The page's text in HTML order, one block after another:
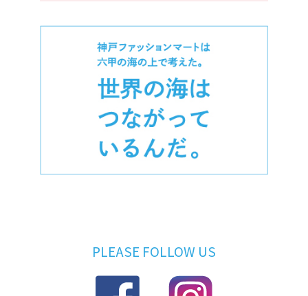
PLEASE FOLLOW US